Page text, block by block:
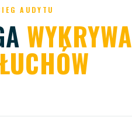
AUDYTU